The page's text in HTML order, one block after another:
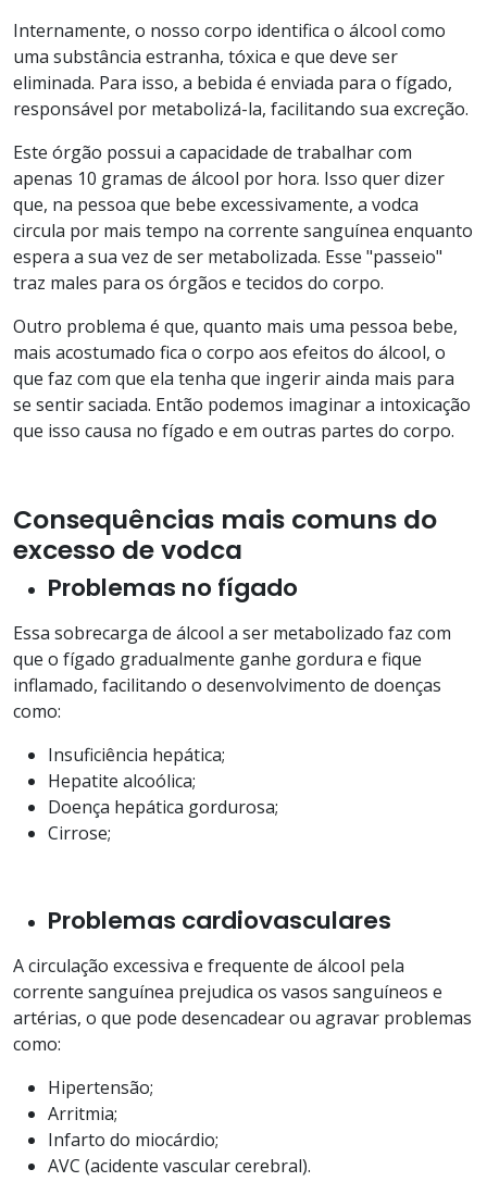
Internamente, o nosso corpo identifica o álcool como
uma substância estranha, tóxica e que deve ser
eliminada. Para isso, a bebida é enviada para o fígado,
responsável por metabolizá-la, facilitando sua excreção.
Este órgão possui a capacidade de trabalhar com
apenas 10 gramas de álcool por hora. Isso quer dizer
que, na pessoa que bebe excessivamente, a vodca
circula por mais tempo na corrente sanguínea enquanto
espera a sua vez de ser metabolizada. Esse "passeio"
traz males para os órgãos e tecidos do corpo.
Outro problema é que, quanto mais uma pessoa bebe,
mais acostumado fica o corpo aos efeitos do álcool, o
que faz com que ela tenha que ingerir ainda mais para
se sentir saciada. Então podemos imaginar a intoxicação
que isso causa no fígado e em outras partes do corpo.
Consequências mais comuns do
excesso de vodca
Problemas no fígado
Essa sobrecarga de álcool a ser metabolizado faz com
que o fígado gradualmente ganhe gordura e fique
inflamado, facilitando o desenvolvimento de doenças
como:
Insuficiência hepática;
Hepatite alcoólica;
Doença hepática gordurosa;
Cirrose;
Problemas cardiovasculares
A circulação excessiva e frequente de álcool pela
corrente sanguínea prejudica os vasos sanguíneos e
artérias, o que pode desencadear ou agravar problemas
como:
Hipertensão;
Arritmia;
Infarto do miocárdio;
AVC (acidente vascular cerebral).